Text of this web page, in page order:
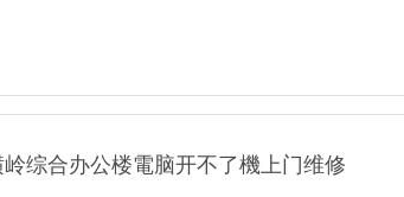
岭综合办公楼電脑开不了機上门维修